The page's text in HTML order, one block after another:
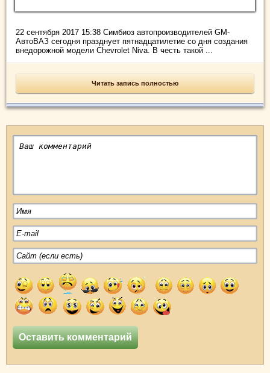
22 сентября 2017 15:38 Симбиоз автопроизводителей GM-
АвтоВАЗ сегодня празднует пятнадцатилетие со дня создания
внедорожной модели Chevrolet Niva. В честь такой ...
Читать запись полностью